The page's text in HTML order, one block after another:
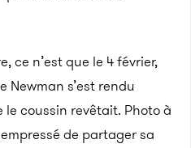
ce n’est que le 4 février,
Newman s’est rendu
coussin revêtait. Photo à
empressé de partager sa